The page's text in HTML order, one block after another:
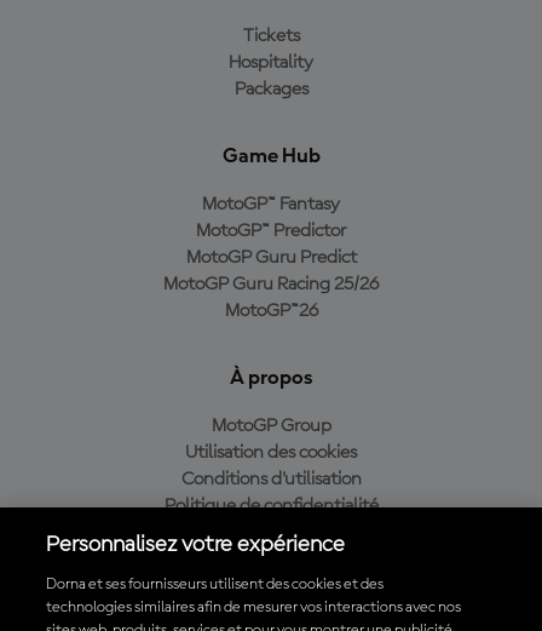
Tickets
Hospitality
Packages
Game Hub
MotoGP™ Fantasy
MotoGP™ Predictor
MotoGP Guru Predict
MotoGP Guru Racing 25/26
MotoGP™26
À propos
MotoGP Group
Utilisation des cookies
Conditions d'utilisation
Politique de confidentialité
Politique d’achat
Personnalisez votre expérience
Dorna et ses fournisseurs utilisent des cookies et des
technologies similaires afin de mesurer vos interactions avec nos